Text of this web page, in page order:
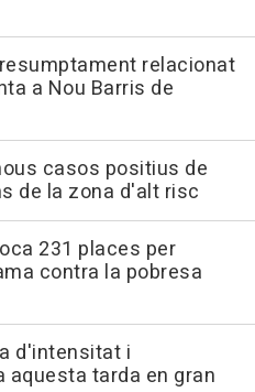
relacionat
a Nou Barris de
casos positius de
de la zona d'alt risc
231 places per
contra la pobresa
d'intensitat i
aquesta tarda en gran